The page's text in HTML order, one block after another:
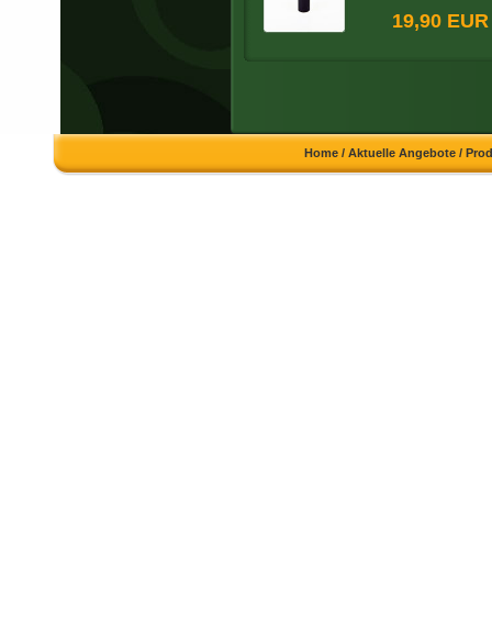
19,90 EUR
Home /Aktuelle Angebote /